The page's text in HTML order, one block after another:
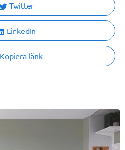
Twitter
LinkedIn
Kopiera länk